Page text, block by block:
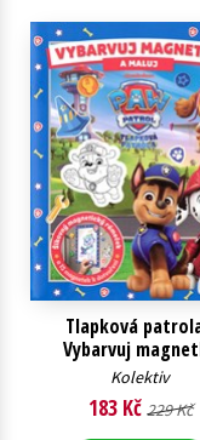
Young adult (SK)
Tlapková
Vybarvuj
Kolektiv
183 Kč 229 Kč